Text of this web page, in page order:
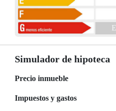
Simulador de hipoteca
Precio inmueble
Impuestos y gastos